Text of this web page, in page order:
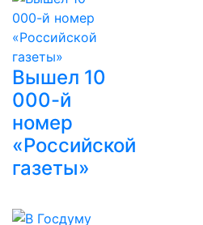
Вышел 10
000-й
номер
«Российской
газеты»